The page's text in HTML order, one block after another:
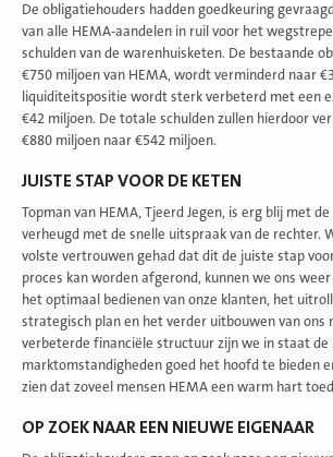
De obligatiehouders hadden goedkeuring
van alle HEMA-aandelen in ruil voor het
schulden van de warenhuisketen. De bestaande
€750 miljoen van HEMA, wordt verminderd naar
liquiditeitspositie wordt sterk verbeterd met een
€42 miljoen. De totale schulden zullen hierdoor
€880 miljoen naar €542 miljoen.
JUISTE STAP VOOR DE KETEN
Topman van HEMA, Tjeerd Jegen, is erg blij met de
verheugd met de snelle uitspraak van de rechter.
volste vertrouwen gehad dat dit de juiste stap
proces kan worden afgerond, kunnen we ons
het optimaal bedienen van onze klanten, het
strategisch plan en het verder uitbouwen van ons
verbeterde financiële structuur zijn we in staat de
marktomstandigheden goed het hoofd te bieden
zien dat zoveel mensen HEMA een warm hart
OP ZOEK NAAR EEN NIEUWE EIGENAAR